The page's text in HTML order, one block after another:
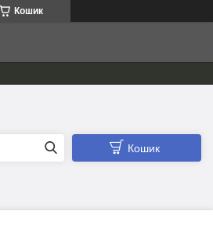
Кошик
Кошик